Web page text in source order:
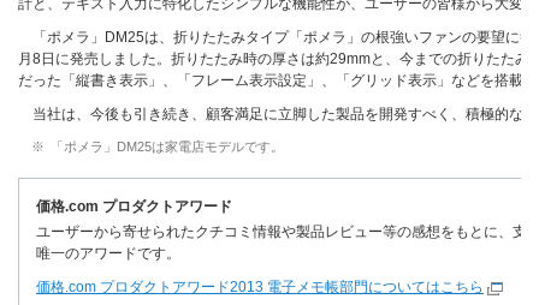
計と、テキスト入力に特化したシンプルな機能性が、ユーザーの皆様から大変
「ポメラ」DM25は、折りたたみタイプ「ポメラ」の根強いファンの要望に
月8日に発売しました。折りたたみ時の厚さは約29mmと、今までの折りたた
だった「縦書き表示」、「フレーム表示設定」、「グリッド表示」などを搭載
当社は、今後も引き続き、顧客満足に立脚した製品を開発すべく、積極的な
※ 「ポメラ」DM25は家電店モデルです。
価格.com プロダクトアワード
ユーザーから寄せられたクチコミ情報や製品レビュー等の感想をもとに、支
唯一のアワードです。
価格.com プロダクトアワード2013 電子メモ帳部門についてはこちら